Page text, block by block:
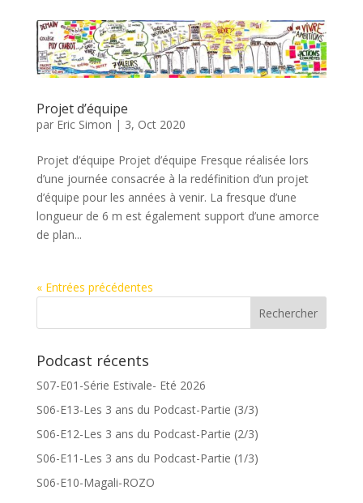
Projet d’équipe
par Eric Simon | 3, Oct 2020
Projet d’équipe Projet d’équipe Fresque réalisée lors
d’une journée consacrée à la redéfinition d’un projet
d’équipe pour les années à venir. La fresque d’une
longueur de 6 m est également support d’une amorce
de plan...
« Entrées précédentes
Podcast récents
S07-E01-Série Estivale- Eté 2026
S06-E13-Les 3 ans du Podcast-Partie (3/3)
S06-E12-Les 3 ans du Podcast-Partie (2/3)
S06-E11-Les 3 ans du Podcast-Partie (1/3)
S06-E10-Magali-ROZO